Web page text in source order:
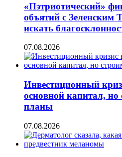
«Пэтриотический»
объятий с Зеленским
искать
07.08.2026
Инвестиционный
основной капитал,
планы
07.08.2026